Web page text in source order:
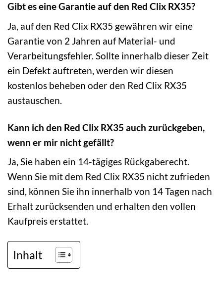
Gibt es eine Garantie auf den Red Clix RX35?
Ja, auf den Red Clix RX35 gewähren wir eine
Garantie von 2 Jahren auf Material- und
Verarbeitungsfehler. Sollte innerhalb dieser Zeit
ein Defekt auftreten, werden wir diesen
kostenlos beheben oder den Red Clix RX35
austauschen.
Kann ich den Red Clix RX35 auch zurückgeben,
wenn er mir nicht gefällt?
Ja, Sie haben ein 14-tägiges Rückgaberecht.
Wenn Sie mit dem Red Clix RX35 nicht zufrieden
sind, können Sie ihn innerhalb von 14 Tagen nach
Erhalt zurücksenden und erhalten den vollen
Kaufpreis erstattet.
Inhalt